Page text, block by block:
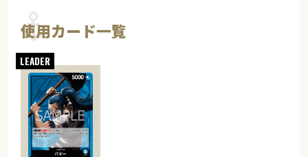
使用カード一覧